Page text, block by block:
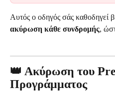
Αυτός ο οδηγός σάς καθοδηγεί
ακύρωση κάθε συνδρομής,
👑 Ακύρωση του
Προγράμματος